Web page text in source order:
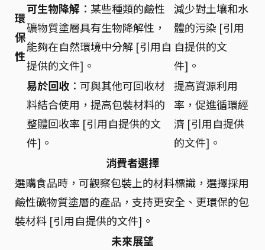
環
保
性
可生物降解 ：某些種類的鹼性
礦物質塗層具有生物降解性，
能夠在自然環境中分解 [引用自
提供的文件]。
減少對土壤和水
體的污染 [引用
自提供的文
件]。
易於回收 ：可與其他可回收材
料結合使用，提高包裝材料的
整體回收率 [引用自提供的文
件]。
提高資源利用
率，促進循環經
濟 [引用自提供
的文件]。
消費者選擇
選購食品時，可觀察包裝上的材料標識，選擇採用
鹼性礦物質塗層的產品，支持更安全、更環保的包
裝材料 [引用自提供的文件]。
未來展望